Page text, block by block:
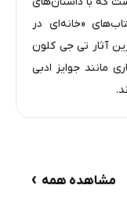
«خانه‌ای در
آثار تی جی کلون
مانند جوایز ادبی
مشاهده همه ›